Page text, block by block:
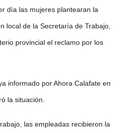
día las mujeres plantearan la
local de la Secretaría de Trabajo,
provincial el reclamo por los
informado por Ahora Calafate en
la situación.
las empleadas recibieron la